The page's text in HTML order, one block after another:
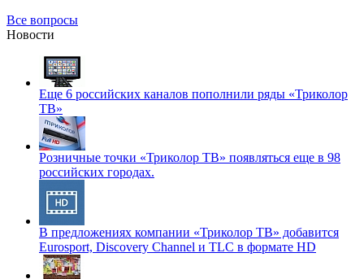
Все вопросы
Новости
Еще 6 российских каналов пополнили ряды «Триколор
ТВ»
Розничные точки «Триколор ТВ» появляться еще в 98
российских городах.
В предложениях компании «Триколор ТВ» добавится
Eurosport, Discovery Channel и TLC в формате HD